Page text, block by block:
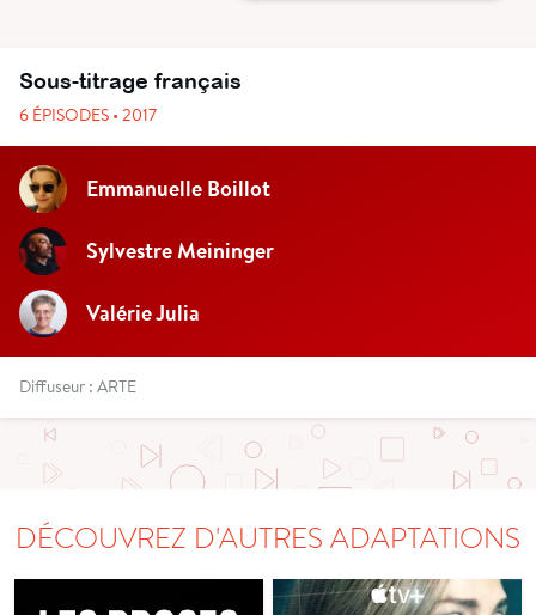
Sous-titrage français
6 ÉPISODES • 2017
Emmanuelle Boillot
Sylvestre Meininger
Valérie Julia
Diffuseur : ARTE
DÉCOUVREZ D'AUTRES ADAPTATIONS